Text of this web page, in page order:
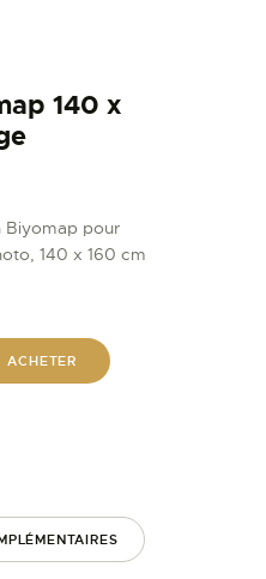
140 x
Biyomap pour
140 x 160 cm
ACHETER